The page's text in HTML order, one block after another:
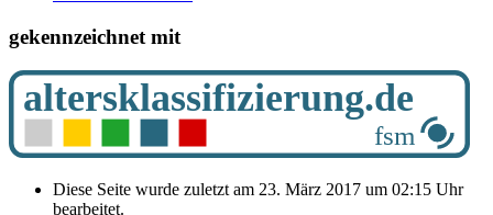
gekennzeichnet mit
Diese Seite wurde zuletzt am 23. März 2017 um 02:15 Uhr
bearbeitet.